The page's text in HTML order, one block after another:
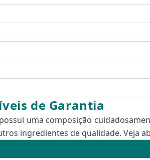
de Garantia
uma composição
ingredientes de qualidade. Veja